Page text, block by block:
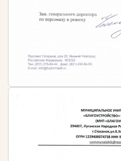
Техникам, инженерам,
по добыче нефти и газа
Специалистам по
Специалистам по
газораспределения и
Специалистам любого
Образовательный портал
организовать
профессиональной